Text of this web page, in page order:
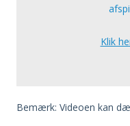
Klik
Bemærk: Videoen kan